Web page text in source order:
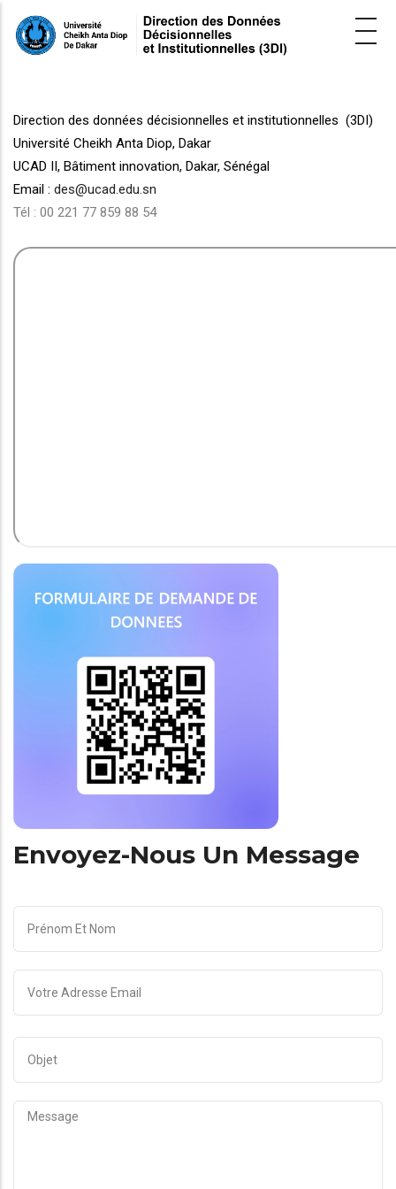
main
Direction des données décisionnelles et institutionnelles (3DI)
Université Cheikh Anta Diop, Dakar
UCAD II, Bâtiment innovation, Dakar, Sénégal
Email : des@ucad.edu.sn
Tél : 00 221 77 859 88 54
Envoyez-Nous Un Message
YOUR
NAME
EMAIL
SUBJECT
MESSAGE